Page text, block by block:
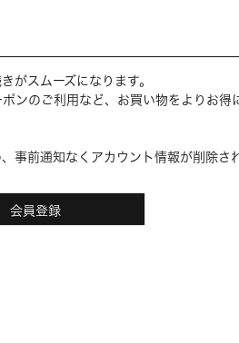
がスムーズになります。
ンのご利用など、お買い物をよりお得
事前通知なくアカウント情報が削除さ
会員登録